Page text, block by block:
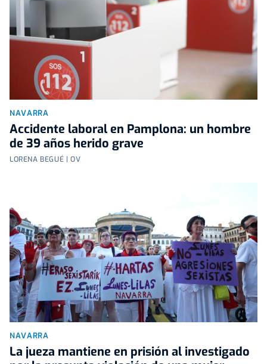
NAVARRA
Accidente laboral en Pamplona: un hombre
de 39 años herido grave
LORENA BEGUÉ | OV
NAVARRA
La jueza mantiene en prisión al investigado